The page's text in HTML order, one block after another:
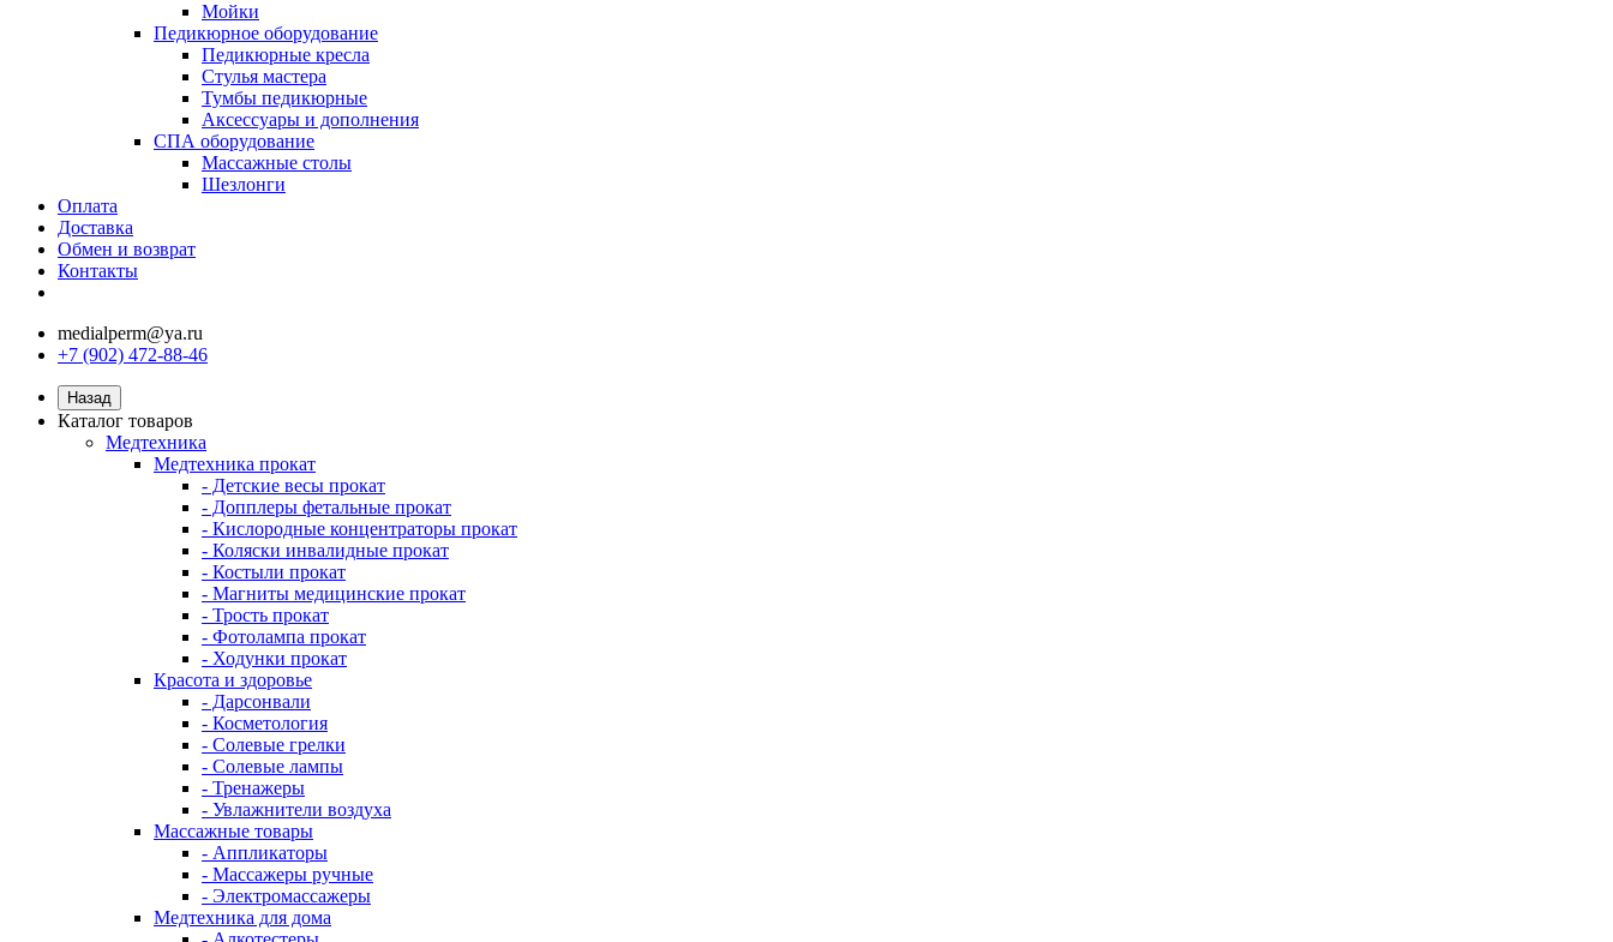
Мойки
Педикюрное оборудование
Педикюрные кресла
Стулья мастера
Тумбы педикюрные
Аксессуары и дополнения
СПА оборудование
Массажные столы
Шезлонги
Оплата
Доставка
Обмен и возврат
Контакты
medialperm@ya.ru
+7 (902) 472-88-46
Назад
Каталог товаров
Медтехника
Медтехника прокат
- Детские весы прокат
- Допплеры фетальные прокат
- Кислородные концентраторы прокат
- Коляски инвалидные прокат
- Костыли прокат
- Магниты медицинские прокат
- Трость прокат
- Фотолампа прокат
- Ходунки прокат
Красота и здоровье
- Дарсонвали
- Косметология
- Солевые грелки
- Солевые лампы
- Тренажеры
- Увлажнители воздуха
Массажные товары
- Аппликаторы
- Массажеры ручные
- Электромассажеры
Медтехника для дома